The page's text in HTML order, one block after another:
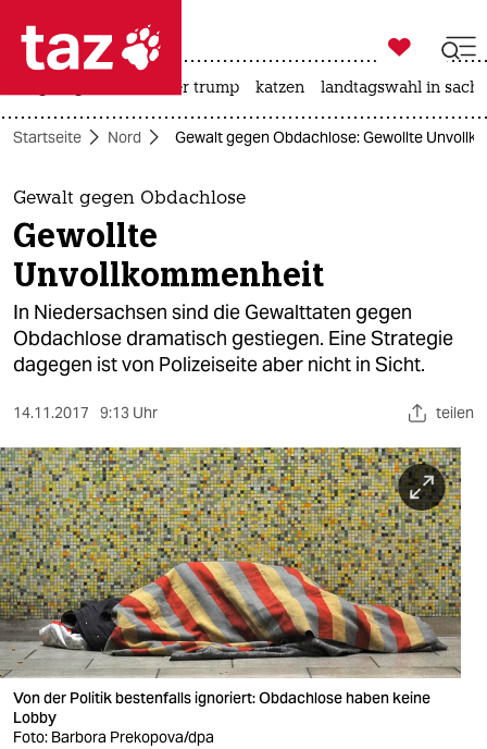
 taz zahl ich
taz zahl ich
themen
politik
öko
gesellschaft
sport
berlin
nord
wahrheit
verlag
verlag
veranstaltungen

taz zahl ich
usa unter trump katzen landtagswahl in
Startseite Nord Gewalt gegen Obdachlose: Gewollte
Gewalt gegen Obdachlose
Gewollte
Unvollkommenheit
In Niedersachsen sind die Gewalttaten gegen
Obdachlose dramatisch gestiegen. Eine Strategie
dagegen ist von Polizeiseite aber nicht in Sicht.
14.11.2017 9:13 Uhr teilen
Von der Politik bestenfalls ignoriert: Obdachlose haben keine
Lobby
Foto: Barbora Prekopova/dpa